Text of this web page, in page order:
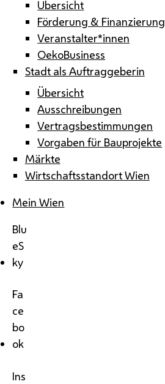
Übersicht
Förderung & Finanzierung
Veranstalter*innen
OekoBusiness
Stadt als Auftraggeberin
Übersicht
Ausschreibungen
Vertragsbestimmungen
Vorgaben für Bauprojekte
Märkte
Wirtschaftsstandort Wien
Mein Wien
Blu
eS
ky
Fa
ce
bo
ok
Ins